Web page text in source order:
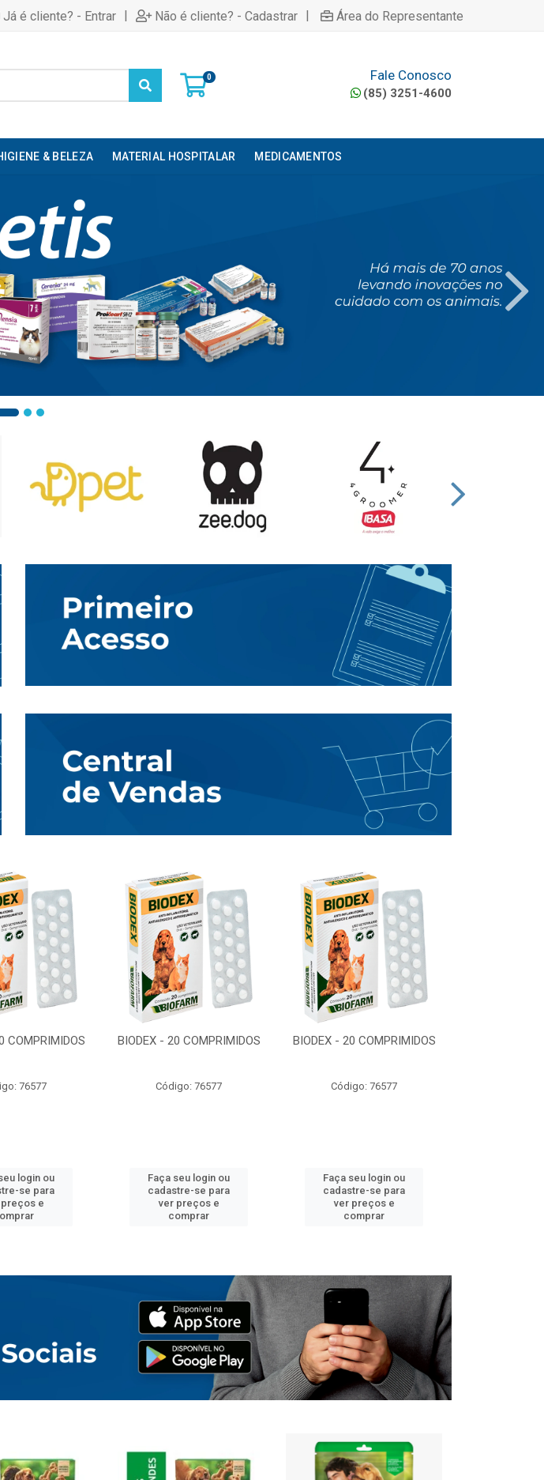
Já é cliente? - Entrar | Não é cliente? - Cadastrar | Área do Representante
0 Fale Conosco
(85) 3251-4600
& BELEZA MATERIAL HOSPITALAR MEDICAMENTOS
COMPRIMIDOS
76577
login ou
se para
e
BIODEX - 20 COMPRIMIDOS
Código: 76577
Faça seu login ou
cadastre-se para
ver preços e
comprar
BIODEX - 20 COMPRIMIDOS
Código: 76577
Faça seu login ou
cadastre-se para
ver preços e
comprar